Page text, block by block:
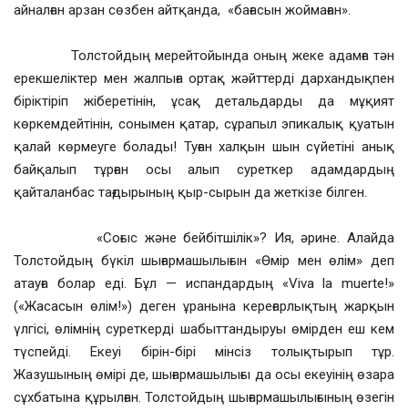
айналған арзан сөзбен айтқанда, «бағасын жоймаған».
Толстойдың мерейтойында оның жеке адамға тән
ерекшеліктер мен жалпыға ортақ жәйттерді дархандықпен
біріктіріп жіберетінін, ұсақ детальдарды да мұқият
көркемдейтінін, сонымен қатар, сұрапыл эпикалық қуатын
қалай көрмеуге болады! Туған халқын шын сүйетіні анық
байқалып тұрған осы алып суреткер адамдардың
қайталанбас тағдырының қыр-сырын да жеткізе білген.
«Соғыс және бейбітшілік»? Ия, әрине. Алайда
Толстойдың бүкіл шығармашылығын «Өмір мен өлім» деп
атауға болар еді. Бұл — испандардың «Viva la muertе!»
(«Жасасын өлім!») деген ұранына кереғарлықтың жарқын
үлгісі, өлімнің суреткерді шабыттандыруы өмірден еш кем
түспейді. Екеуі бірін-бірі мінсіз толықтырып тұр.
Жазушының өмірі де, шығармашылығы да осы екеуінің өзара
сұхбатына құрылған. Толстойдың шығармашылығының өзегін